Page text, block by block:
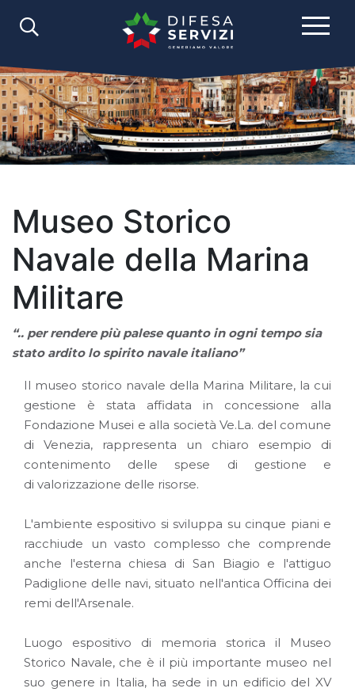
Museo Storico
Navale della Marina
Militare
“.. per rendere più palese quanto in ogni tempo sia
stato ardito lo spirito navale italiano”
Il museo storico navale della Marina Militare, la cui
gestione è stata affidata in concessione alla
Fondazione Musei e alla società Ve.La. del comune
di Venezia, rappresenta un chiaro esempio di
contenimento delle spese di gestione e
di valorizzazione delle risorse.
L'ambiente espositivo si sviluppa su cinque piani e
racchiude un vasto complesso che comprende
anche l'esterna chiesa di San Biagio e l'attiguo
Padiglione delle navi, situato nell'antica Officina dei
remi dell'Arsenale.
Luogo espositivo di memoria storica il Museo
Storico Navale, che è il più importante museo nel
suo genere in Italia, ha sede in un edificio del XV